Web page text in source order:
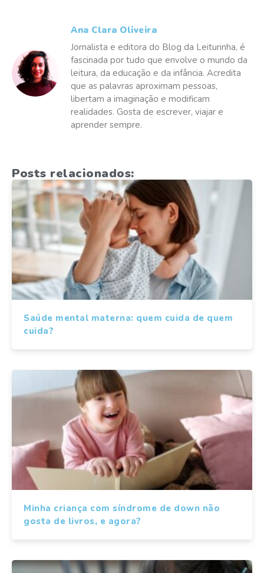
Ana Clara Oliveira
Jornalista e editora do Blog da Leiturinha, é
fascinada por tudo que envolve o mundo da
leitura, da educação e da infância. Acredita
que as palavras aproximam pessoas,
libertam a imaginação e modificam
realidades. Gosta de escrever, viajar e
aprender sempre.
Posts relacionados:
Saúde mental materna: quem cuida de quem
cuida?
Minha criança com síndrome de down não
gosta de livros, e agora?